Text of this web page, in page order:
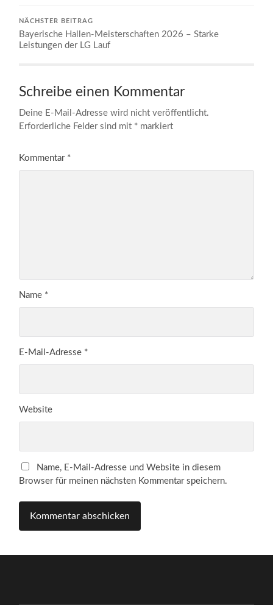
NÄCHSTER BEITRAG
Bayerische Hallen-Meisterschaften 2026 – Starke
Leistungen der LG Lauf
Schreibe einen Kommentar
Deine E-Mail-Adresse wird nicht veröffentlicht.
Erforderliche Felder sind mit * markiert
Kommentar *
Name *
E-Mail-Adresse *
Website
Name, E-Mail-Adresse und Website in diesem
Browser für meinen nächsten Kommentar speichern.